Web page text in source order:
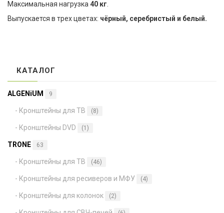
Максимальная нагрузка 40 кг
Выпускается в трех цветах: чёрный, серебристый и белый.
КАТАЛОГ
ALGENiUM 9
- Кронштейны для ТВ (8)
- Кронштейны DVD (1)
TRONE 63
- Кронштейны для ТВ (46)
- Кронштейны для ресиверов и МФУ (4)
- Кронштейны для колонок (2)